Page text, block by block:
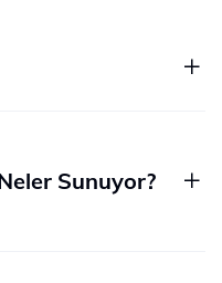
Sunuyor?​